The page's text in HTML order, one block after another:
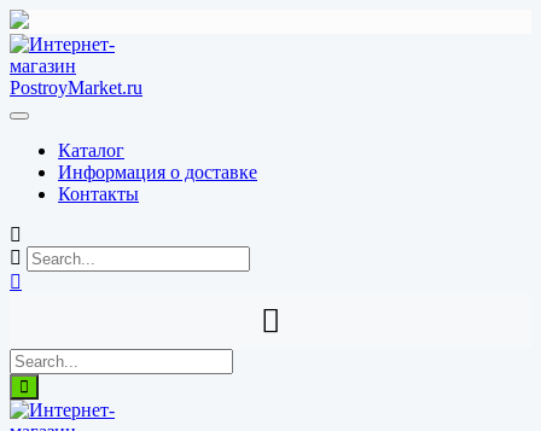
Перейти
к
содержимому
Каталог
Информация о доставке
Контакты